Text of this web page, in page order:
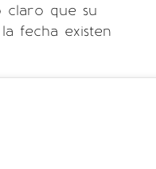
claro que su
fecha existen